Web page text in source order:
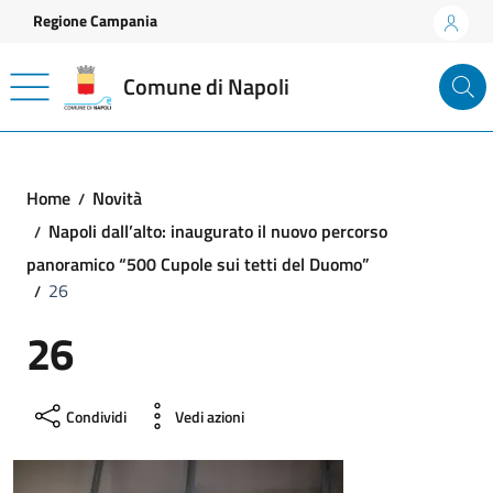
Vai ai contenuti
Vai al footer
Regione Campania
Comune di Napoli
Home
Novità
Napoli dall’alto: inaugurato il nuovo percorso
panoramico “500 Cupole sui tetti del Duomo”
26
26
Condividi Vedi azioni